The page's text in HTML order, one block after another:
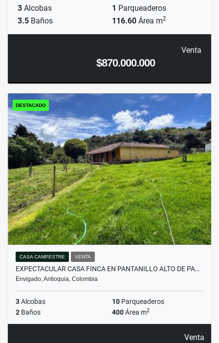
3 Alcobas 1 Parqueaderos
3.5 Baños 116.60 Área m2
Venta
$870.000.000
DESTACADO
CASA CAMPESTRE VENTA
EXPECTACULAR CASA FINCA EN PANTANILLO ALTO DE PA…
Envigado, Antioquia, Colombia
3Alcobas 10 Parqueaderos
2 Baños 400Área m2
Venta